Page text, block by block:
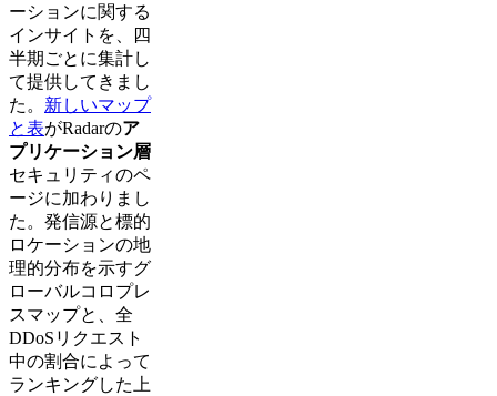
ーションに関する
インサイトを、四
半期ごとに集計し
て提供してきまし
た。 新しいマップ
と表がRadarのア
プリケーション層
セキュリティのペ
ージに加わりまし
た。発信源と標的
ロケーションの地
理的分布を示すグ
ローバルコロプレ
スマップと、全
DDoSリクエスト
中の割合によって
ランキングした上